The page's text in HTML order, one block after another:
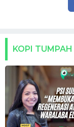
KOPI TUMPAH